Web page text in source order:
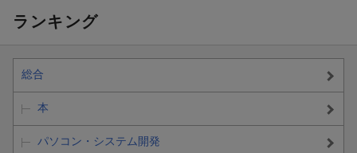
ランキング
総合
本
パソコン・システム開発